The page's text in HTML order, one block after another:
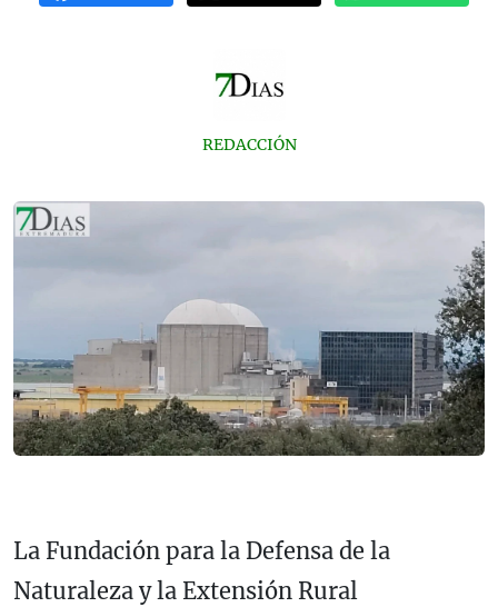
REDACCIÓN
La Fundación para la Defensa de la
Naturaleza y la Extensión Rural